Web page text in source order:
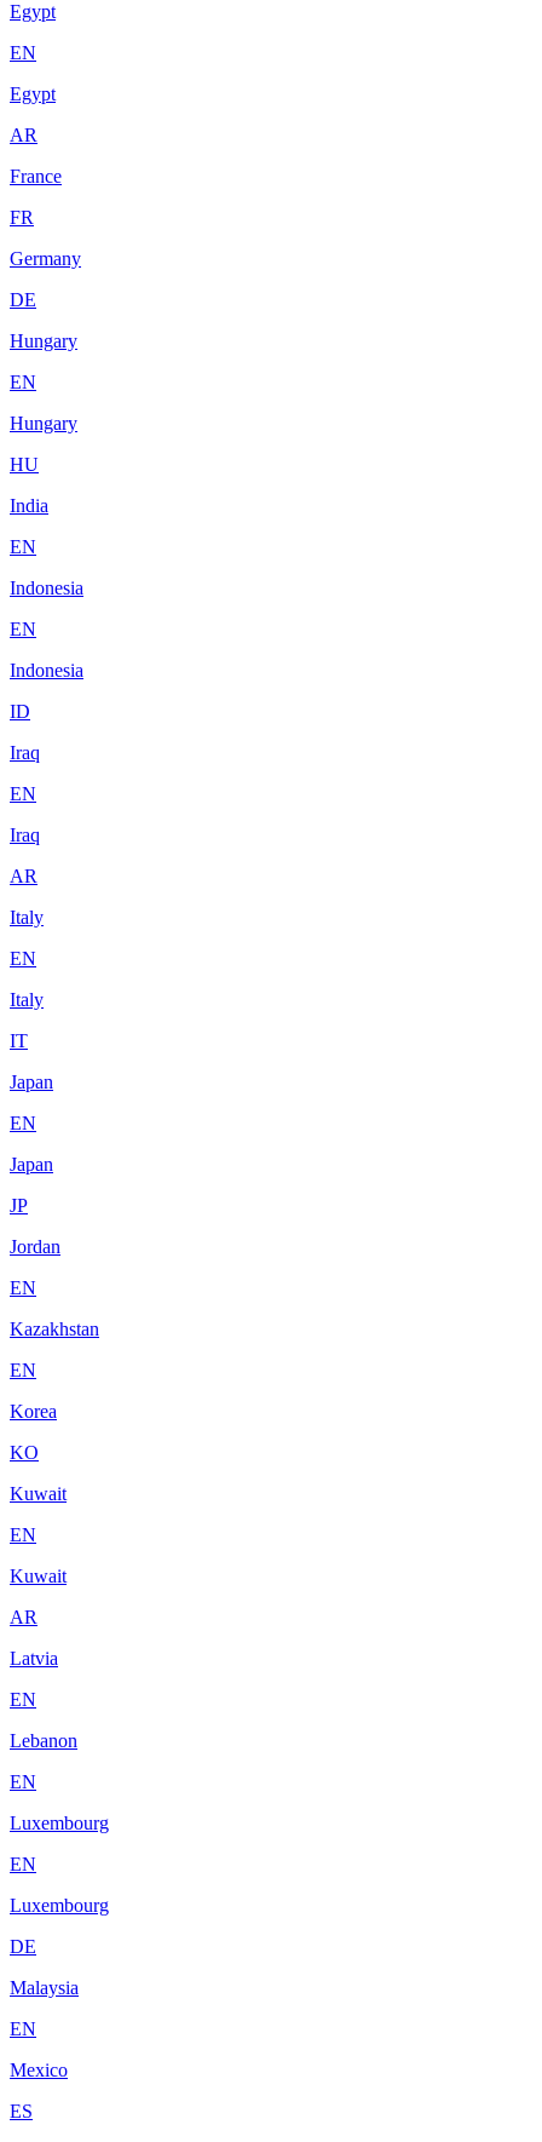
Egypt
EN
Egypt
AR
France
FR
Germany
DE
Hungary
EN
Hungary
HU
India
EN
Indonesia
EN
Indonesia
ID
Iraq
EN
Iraq
AR
Italy
EN
Italy
IT
Japan
EN
Japan
JP
Jordan
EN
Kazakhstan
EN
Korea
KO
Kuwait
EN
Kuwait
AR
Latvia
EN
Lebanon
EN
Luxembourg
EN
Luxembourg
DE
Malaysia
EN
Mexico
ES